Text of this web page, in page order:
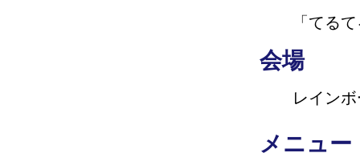
「てる
会場
レイン
メニュー